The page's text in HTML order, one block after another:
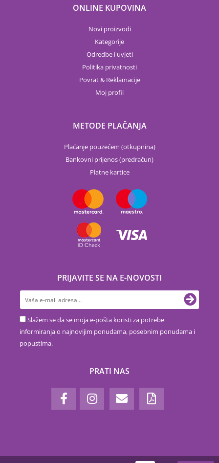
ONLINE KUPOVINA
Novi proizvodi
Kategorije
Odredbe i uvjeti
Politika privatnosti
Povrat & Reklamacije
Moj profil
METODE PLAČANJA
Plaćanje pouzećem (otkupnina)
Bankovni prijenos (predračun)
Platne kartice
PRIJAVITE SE NA E-NOVOSTI
Slažem se da se moja e-pošta koristi za potrebe
informiranja o najnovijim ponudama, posebnim ponudama i
popustima.
PRATI NAS